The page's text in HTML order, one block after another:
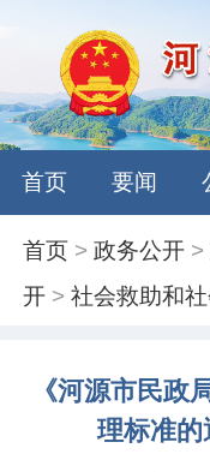
首页 要闻
首页 >政务公开 >
开 >社会救助和社
《河源市民政
理标准的